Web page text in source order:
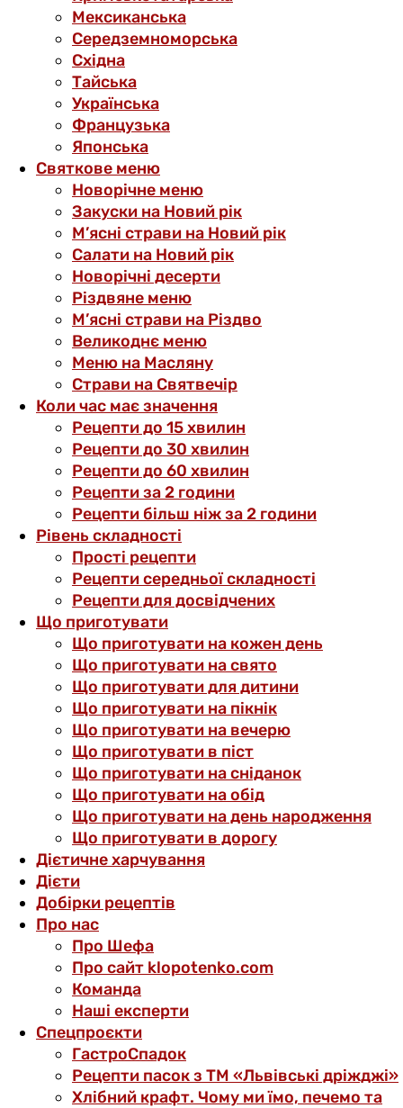
Мексиканська
Середземноморська
Східна
Тайська
Українська
Французька
Японська
Святкове меню
Новорічне меню
Закуски на Новий рік
М’ясні страви на Новий рік
Салати на Новий рік
Новорічні десерти
Різдвяне меню
М’ясні страви на Різдво
Великоднє меню
Меню на Масляну
Страви на Святвечір
Коли час має значення
Рецепти до 15 хвилин
Рецепти до 30 хвилин
Рецепти до 60 хвилин
Рецепти за 2 години
Рецепти більш ніж за 2 години
Рівень складності
Прості рецепти
Рецепти середньої складності
Рецепти для досвідчених
Що приготувати
Що приготувати на кожен день
Що приготувати на свято
Що приготувати для дитини
Що приготувати на пікнік
Що приготувати на вечерю
Що приготувати в піст
Що приготувати на сніданок
Що приготувати на обід
Що приготувати на день народження
Що приготувати в дорогу
Дієтичне харчування
Дієти
Добірки рецептів
Про нас
Про Шефа
Про сайт klopotenko.com
Команда
Наші експерти
Спецпроєкти
ГастроСпадок
Рецепти пасок з ТМ «Львівські дріжджі»
Хлібний крафт. Чому ми їмо, печемо та